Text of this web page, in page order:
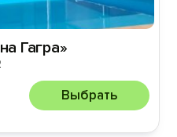
Гагра»
Выбрать